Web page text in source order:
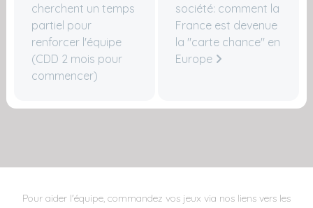
cherchent un temps
partiel pour
renforcer l'équipe
(CDD 2 mois pour
commencer)
société: comment la
France est devenue
la "carte chance" en
Europe
Pour aider l'équipe, commandez vos jeux via nos liens vers les